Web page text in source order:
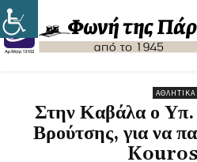
ΑΘΛΗΤΙΚΆ
Στην Καβάλα ο Υπ.
Βρούτσης, για να